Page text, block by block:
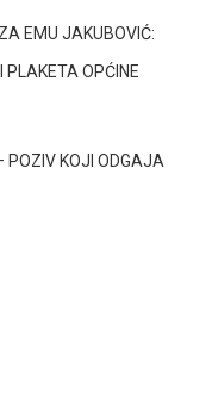
EMU JAKUBOVIĆ:
OPĆINE
POZIV KOJI ODGAJA